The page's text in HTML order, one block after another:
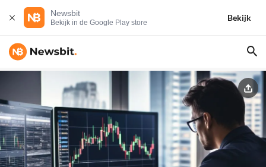
Newsbit
Bekijk in de Google Play store
Bekijk